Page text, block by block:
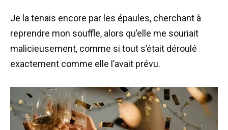
Je la tenais encore par les épaules, cherchant à
reprendre mon souffle, alors qu’elle me souriait
malicieusement, comme si tout s’était déroulé
exactement comme elle l’avait prévu.